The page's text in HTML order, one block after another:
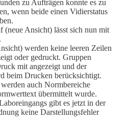
zu Aufträgen konnte es zu
wenn beide einen Vidierstatus
(neue Ansicht) lässt sich nun mit
werden keine leeren Zeilen
oder gedruckt. Gruppen
mit angezeigt und der
beim Drucken berücksichtigt.
auch Normbereiche
übermittelt wurde.
gibt es jetzt in der
keine Darstellungsfehler